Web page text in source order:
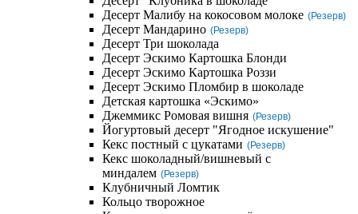
Десерт Малибу на кокосовом молоке (Резерв)
Десерт Мандарино (Резерв)
Десерт Три шоколада
Десерт Эскимо Картошка Блонди
Десерт Эскимо Картошка Роззи
Десерт Эскимо Пломбир в шоколаде
Детская картошка «Эскимо»
Джеммикс Ромовая вишня (Резерв)
Йогуртовый десерт "Ягодное искушение"
Кекс постный с цукатами (Резерв)
Кекс шоколадный/вишневый с
миндалем (Резерв)
Клубничный Ломтик
Кольцо творожное